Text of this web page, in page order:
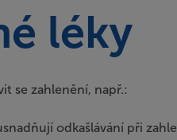
léky
se zahlenění, např.:
odkašlávání při